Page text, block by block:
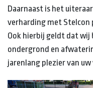
Daarnaast is het
verharding met Stelcon
Ook hierbij geldt dat wij
ondergrond en
jarenlang plezier van